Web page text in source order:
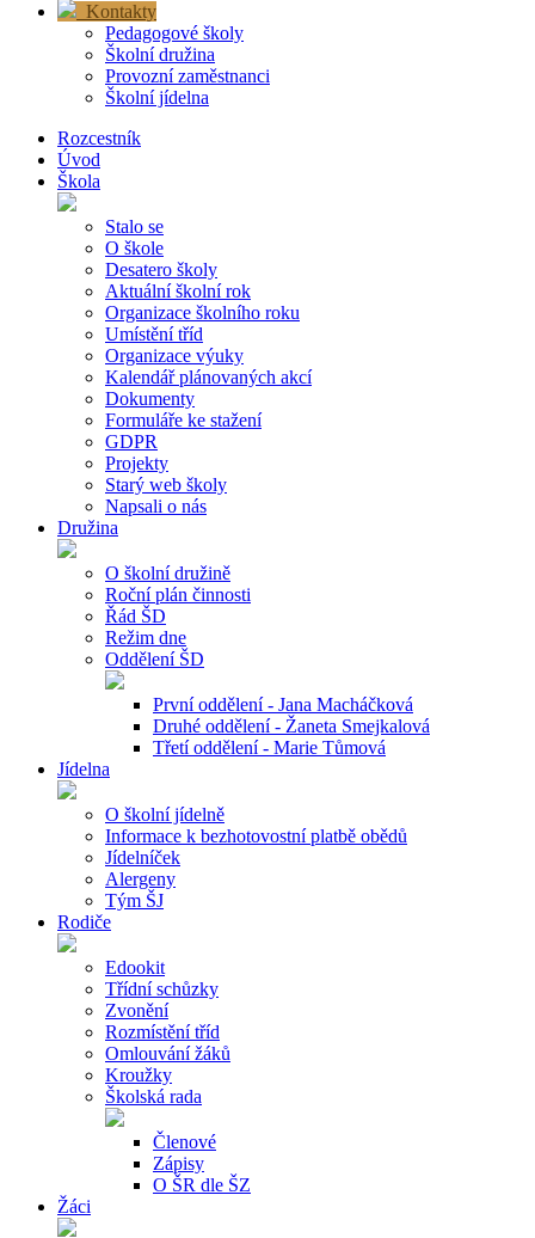
Kontakty
Pedagogové školy
Školní družina
Provozní zaměstnanci
Školní jídelna
Rozcestník
Úvod
Škola
Stalo se
O škole
Desatero školy
Aktuální školní rok
Organizace školního roku
Umístění tříd
Organizace výuky
Kalendář plánovaných akcí
Dokumenty
Formuláře ke stažení
GDPR
Projekty
Starý web školy
Napsali o nás
Družina
O školní družině
Roční plán činnosti
Řád ŠD
Režim dne
Oddělení ŠD
První oddělení - Jana Macháčková
Druhé oddělení - Žaneta Smejkalová
Třetí oddělení - Marie Tůmová
Jídelna
O školní jídelně
Informace k bezhotovostní platbě obědů
Jídelníček
Alergeny
Tým ŠJ
Rodiče
Edookit
Třídní schůzky
Zvonění
Rozmístění tříd
Omlouvání žáků
Kroužky
Školská rada
Členové
Zápisy
O ŠR dle ŠZ
Žáci